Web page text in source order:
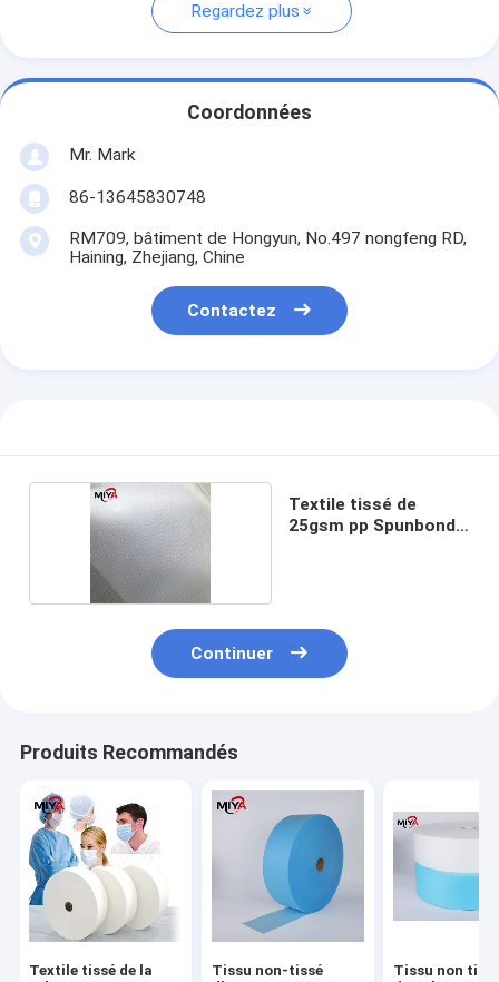
Regardez plus
Coordonnées
Mr. Mark
86-13645830748
RM709, bâtiment de Hongyun, No.497 nongfeng RD,
Haining, Zhejiang, Chine
Contactez
Textile tissé de
25gsm pp Spunbond
Continuer
Produits Recommandés
Textile tissé de la
Tissu non-tissé
Tissu non